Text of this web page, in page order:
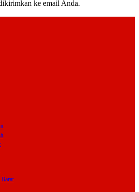
ke email Anda.